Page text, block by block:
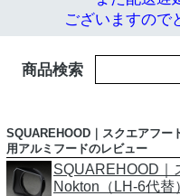
ございますので
商品検索
SQUAREHOOD｜スクエアフ
用アルミフードのレビュー
SQUAREHOOD｜
Nokton（LH-6代替